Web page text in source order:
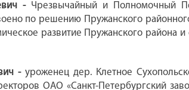
-Чрезвычайный и Полномочный
по решению Пружанского
развитие Пружанского района
-уроженец дер. Клетное
ОАО «Санкт-Петербургский